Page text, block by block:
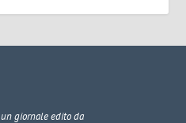
giornale edito da